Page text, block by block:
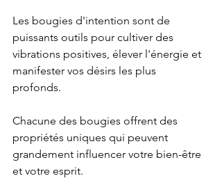
Les bougies d'intention sont de
puissants outils pour cultiver des
vibrations positives, élever l'énergie et
manifester vos désirs les plus
profonds.
Chacune des bougies offrent des
propriétés uniques qui peuvent
grandement influencer votre bien-être
et votre esprit.